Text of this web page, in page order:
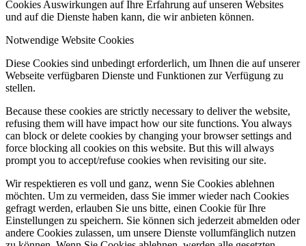
Cookies Auswirkungen auf Ihre Erfahrung auf unseren Websites
und auf die Dienste haben kann, die wir anbieten können.
Notwendige Website Cookies
Diese Cookies sind unbedingt erforderlich, um Ihnen die auf unserer
Webseite verfügbaren Dienste und Funktionen zur Verfügung zu
stellen.
Because these cookies are strictly necessary to deliver the website,
refusing them will have impact how our site functions. You always
can block or delete cookies by changing your browser settings and
force blocking all cookies on this website. But this will always
prompt you to accept/refuse cookies when revisiting our site.
Wir respektieren es voll und ganz, wenn Sie Cookies ablehnen
möchten. Um zu vermeiden, dass Sie immer wieder nach Cookies
gefragt werden, erlauben Sie uns bitte, einen Cookie für Ihre
Einstellungen zu speichern. Sie können sich jederzeit abmelden oder
andere Cookies zulassen, um unsere Dienste vollumfänglich nutzen